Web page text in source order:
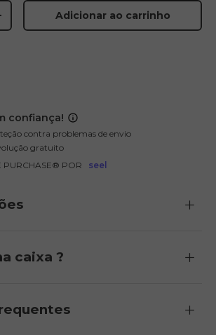
Adicionar ao carrinho
confiança!
contra problemas de envio
gratuito
PURCHASE® POR
seel
caixa ?
next order.
I can unsubscribe at